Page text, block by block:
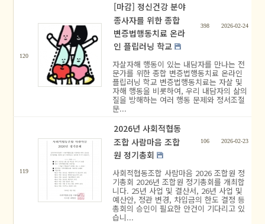
120
[마감] 정신건강 분야
종사자를 위한 종합
변증법행동치료 온라
인 플립러닝 학교
398 2026-02-24
자살자해 행동이 있는 내담자를 만나는 전
문가를 위한 종합 변증법행동치료 온라인
플립러닝 학교 변증법행동치료는 자살 및
자해 행동을 비롯하여, 우리 내담자의 삶의
질을 방해하는 여러 행동 문제와 정서조절
문...
119
2026년 사회적협동
조합 사람마음 조합
원 정기총회
106 2026-02-23
사회적협동조합 사람마음 2026 조합원 정
기총회 2026년 조합원 정기총회를 개최합
니다. 25년 사업 및 결산서, 26년 사업 및
예산안, 정관 변경, 차입금의 한도 결정 등
총회의 승인이 필요한 안건이 기다리고 있
습니...